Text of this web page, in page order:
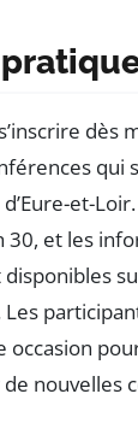
dès
qui
et-
30, et les
Les
occasion
nouvelles